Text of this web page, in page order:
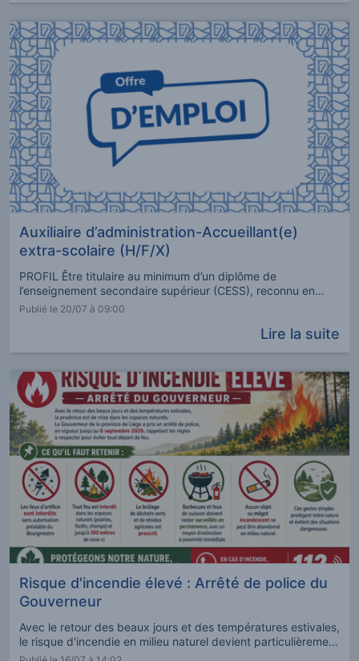
Auxiliaire d’administration-Accueillant(e)
extra-scolaire (H/F/X)
PROFIL Être titulaire au minimum d’un diplôme de
l’enseignement secondaire supérieur (CESS), reconnu en
Belgique. Atouts : Disposer d’une expérience professionnelle
Publié le 20/07 à 09:00
Lire la suite
Risque d'incendie élevé : Arrêté de police du
Gouverneur
Avec le retour des beaux jours et des températures estivales,
le risque d'incendie en milieu naturel devient particulièrement
élevé. Le Gouverneur de la province de Liège a pris un arrêté